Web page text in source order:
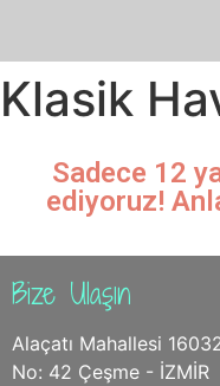
Klasik
Sadece 12
ediyoruz!
Bize Ulaşın
Alaçatı Mahallesi
No: 42 Çeşme - İZMİR